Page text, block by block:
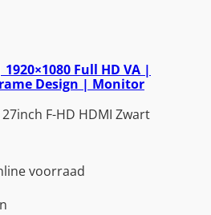
Full HD VA |
Design | Monitor
F-HD HDMI Zwart
voorraad